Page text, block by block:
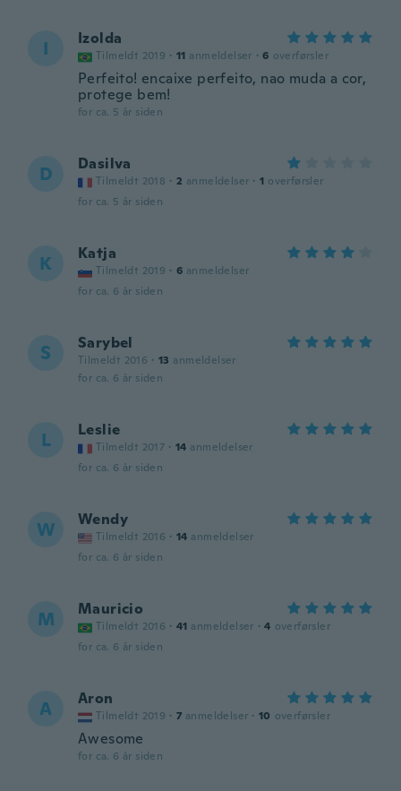
I Izolda
Tilmeldt 2019 · 11 anmeldelser · 6 overførsler
Perfeito! encaixe perfeito, nao muda a cor,
protege bem!
for ca. 5 år siden
D Dasilva
Tilmeldt 2018 · 2 anmeldelser · 1 overførsler
for ca. 5 år siden
K Katja
Tilmeldt 2019 · 6 anmeldelser
for ca. 6 år siden
S Sarybel
Tilmeldt 2016 · 13 anmeldelser
for ca. 6 år siden
L Leslie
Tilmeldt 2017 · 14 anmeldelser
for ca. 6 år siden
W Wendy
Tilmeldt 2016 · 14 anmeldelser
for ca. 6 år siden
M Mauricio
Tilmeldt 2016 · 41 anmeldelser · 4 overførsler
for ca. 6 år siden
A Aron
Tilmeldt 2019 · 7 anmeldelser · 10 overførsler
Awesome
for ca. 6 år siden